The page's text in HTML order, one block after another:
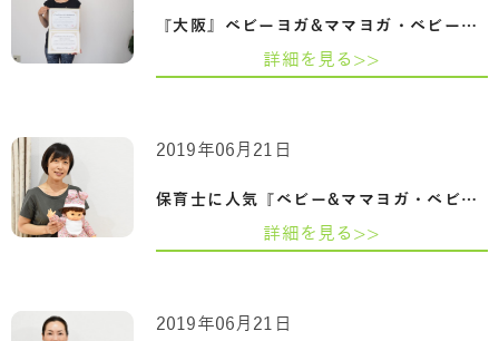
『大阪』ベビーヨガ&ママヨガ・ベビーマッ…
詳細を見る>>
保育士に人気『ベビー&ママヨガ・ベビーマ…
2019年06月21日
詳細を見る>>
2019年06月21日